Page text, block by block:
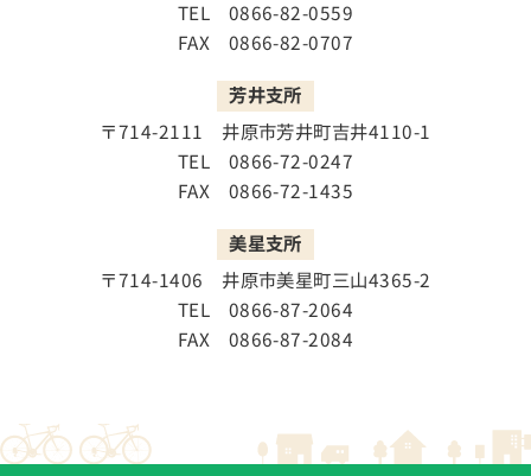
TEL 0866-82-0559
FAX 0866-82-0707
芳井支所
〒714-2111 井原市芳井町吉井4110-1
TEL 0866-72-0247
FAX 0866-72-1435
美星支所
〒714-1406 井原市美星町三山4365-2
TEL 0866-87-2064
FAX 0866-87-2084